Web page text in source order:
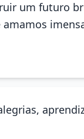
um futuro